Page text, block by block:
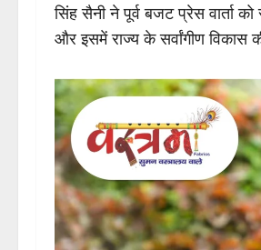
सिंह सैनी ने पूर्व बजट प्रेस वार्ता
और इसमें राज्य के सर्वांगीण विकास